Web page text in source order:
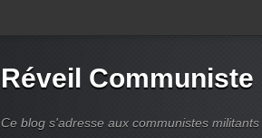
Réveil Communiste
Ce blog s'adresse aux communistes